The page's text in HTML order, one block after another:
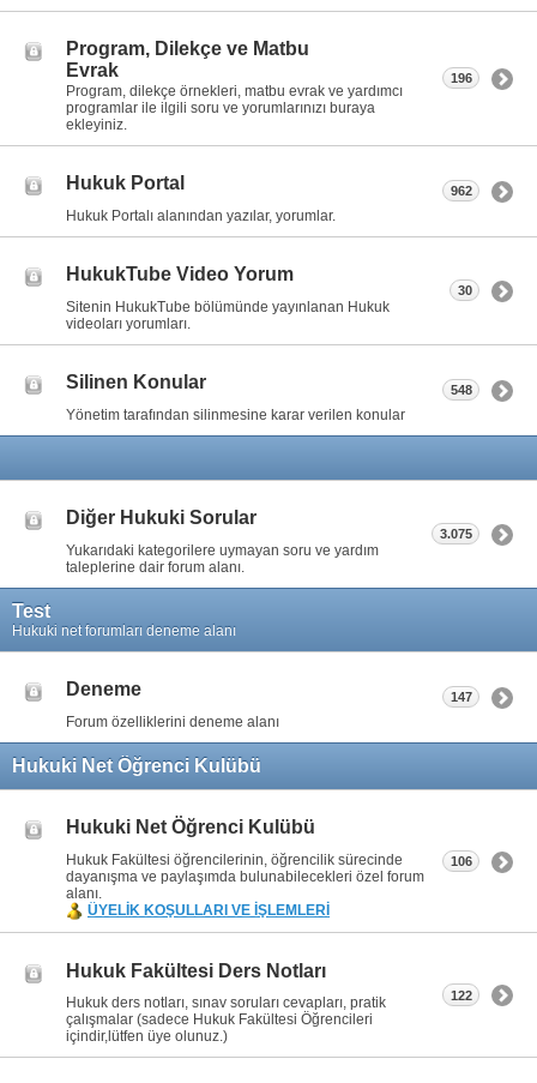
Program, Dilekçe ve Matbu
Evrak
Program, dilekçe örnekleri, matbu evrak ve yardımcı
programlar ile ilgili soru ve yorumlarınızı buraya
ekleyiniz.
196
Hukuk Portal
Hukuk Portalı alanından yazılar, yorumlar.
962
HukukTube Video Yorum
Sitenin HukukTube bölümünde yayınlanan Hukuk
videoları yorumları.
30
Silinen Konular
Yönetim tarafından silinmesine karar verilen konular
548
Diğer Hukuki Sorular
Yukarıdaki kategorilere uymayan soru ve yardım
taleplerine dair forum alanı.
3.075
Test
Hukuki net forumları deneme alanı
Deneme
Forum özelliklerini deneme alanı
147
Hukuki Net Öğrenci Kulübü
Hukuki Net Öğrenci Kulübü
Hukuk Fakültesi öğrencilerinin, öğrencilik sürecinde
dayanışma ve paylaşımda bulunabilecekleri özel forum
alanı.
ÜYELİK KOŞULLARI VE İŞLEMLERİ
106
Hukuk Fakültesi Ders Notları
Hukuk ders notları, sınav soruları cevapları, pratik
çalışmalar (sadece Hukuk Fakültesi Öğrencileri
içindir,lütfen üye olunuz.)
122